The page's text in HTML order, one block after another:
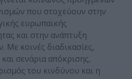
που στοχεύουν στην
ευρωπαϊκής
και στην ανάπτυξη
κοινές διαδικασίες,
σενάρια απόκρισης,
του κινδύνου και η